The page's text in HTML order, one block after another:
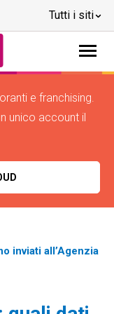
Tutti i siti
e franchising.
unico account il
inviati all’Agenzia